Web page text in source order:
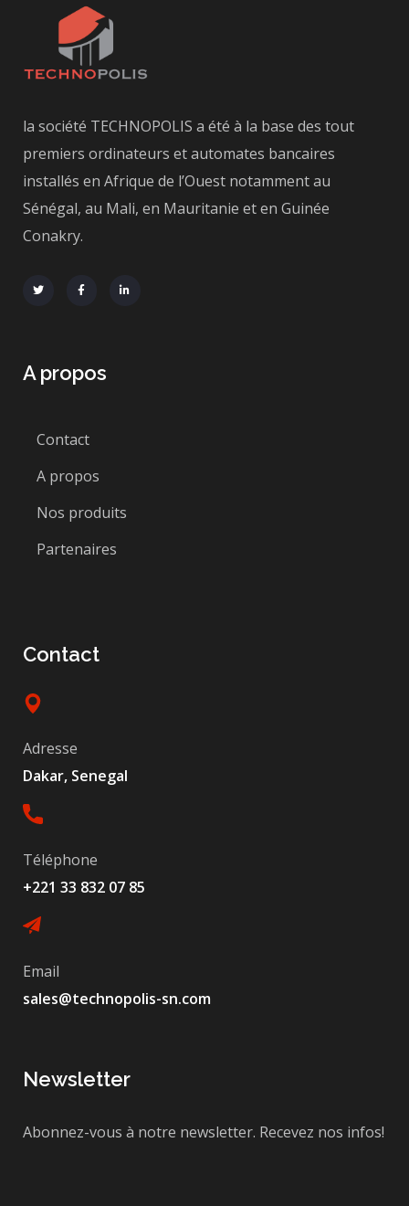
la société TECHNOPOLIS a été à la base des tout
premiers ordinateurs et automates bancaires
installés en Afrique de l’Ouest notamment au
Sénégal, au Mali, en Mauritanie et en Guinée
Conakry.
A propos
Contact
A propos
Nos produits
Partenaires
Contact
Adresse
Dakar, Senegal
Téléphone
+221 33 832 07 85
Email
sales@technopolis-sn.com
Newsletter
Abonnez-vous à notre newsletter. Recevez nos infos!